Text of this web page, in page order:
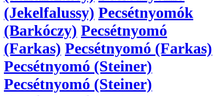
(Jekelfalussy) Pecsétnyomók
(Barkóczy) Pecsétnyomó
(Farkas) Pecsétnyomó (Farkas)
Pecsétnyomó (Steiner)
Pecsétnyomó (Steiner)